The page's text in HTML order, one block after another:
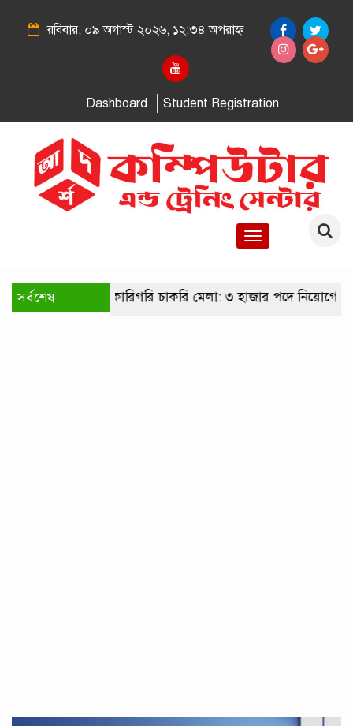
রবিবার, ০৯ অগাস্ট ২০২৬, ১২:৩৪ অপরাহ্ন
Dashboard Student Registration
Toggle
সর্বশেষ
রাজধানীতে কারিগরি চাকরি মেলা: ৩ হাজার পদে নিয়োগের